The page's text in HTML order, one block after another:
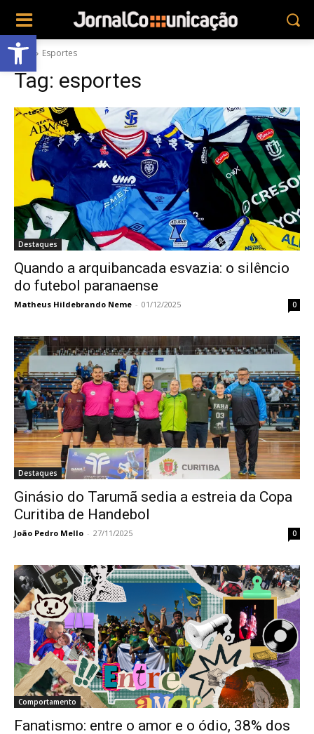
Abrir a barra de ferramentas
Tags Esportes
Tag: esportes
Destaques
Quando a arquibancada esvazia: o silêncio
do futebol paranaense
Matheus Hildebrando Neme - 01/12/2025 0
Destaques
Ginásio do Tarumã sedia a estreia da Copa
Curitiba de Handebol
João Pedro Mello - 27/11/2025 0
Comportamento
Fanatismo: entre o amor e o ódio, 38% dos